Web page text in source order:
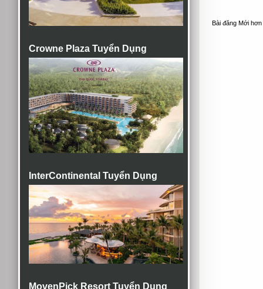
Crowne Plaza Tuyển Dụng
InterContinental Tuyển Dụng
MovenPick Resort Tuyển Dụng
Bài đăng Mới hơn